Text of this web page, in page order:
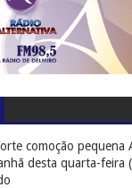
comoção pequena
desta quarta-feira